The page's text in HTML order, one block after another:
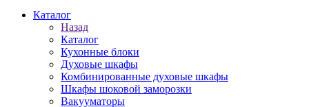
Каталог
Назад
Каталог
Кухонные блоки
Духовые шкафы
Комбинированные духовые шкафы
Шкафы шоковой заморозки
Вакууматоры